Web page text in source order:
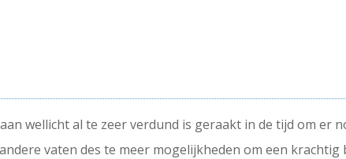
wellicht al te zeer verdund is geraakt in de tijd om er
vaten des te meer mogelijkheden om een